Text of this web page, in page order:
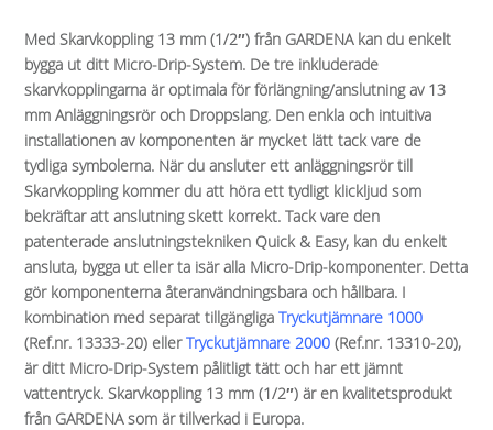
Med Skarvkoppling 13 mm (1/2″) från GARDENA kan du enkelt
bygga ut ditt Micro-Drip-System. De tre inkluderade
skarvkopplingarna är optimala för förlängning/anslutning av 13
mm Anläggningsrör och Droppslang. Den enkla och intuitiva
installationen av komponenten är mycket lätt tack vare de
tydliga symbolerna. När du ansluter ett anläggningsrör till
Skarvkoppling kommer du att höra ett tydligt klickljud som
bekräftar att anslutning skett korrekt. Tack vare den
patenterade anslutningstekniken Quick & Easy, kan du enkelt
ansluta, bygga ut eller ta isär alla Micro-Drip-komponenter. Detta
gör komponenterna återanvändningsbara och hållbara. I
kombination med separat tillgängligaTryckutjämnare 1000
(Ref.nr. 13333-20) ellerTryckutjämnare 2000 (Ref.nr. 13310-20),
är ditt Micro-Drip-System pålitligt tätt och har ett jämnt
vattentryck. Skarvkoppling 13 mm (1/2″) är en kvalitetsprodukt
från GARDENA som är tillverkad i Europa.